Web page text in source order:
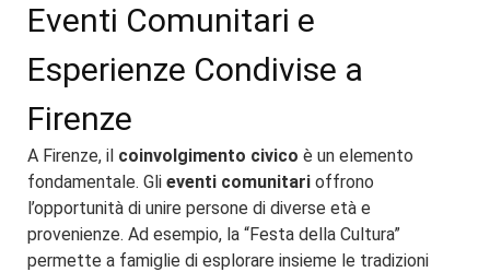
Eventi Comunitari e
Esperienze Condivise a
Firenze
A Firenze, il coinvolgimento civico è un elemento
fondamentale. Gli eventi comunitari offrono
l’opportunità di unire persone di diverse età e
provenienze. Ad esempio, la “Festa della Cultura”
permette a famiglie di esplorare insieme le tradizioni